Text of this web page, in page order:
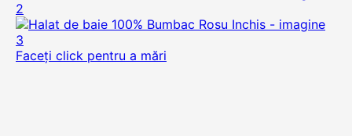
Faceți click pentru a mări